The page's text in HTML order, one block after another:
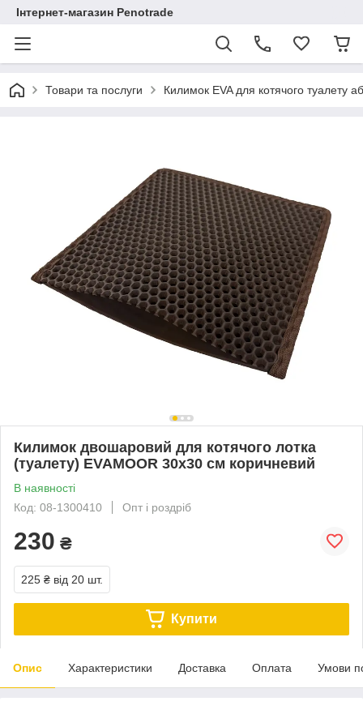
Інтернет-магазин Penotrade
Товари та послуги Килимок EVA для котячого туалету
Килимок двошаровий для котячого лотка
(туалету) EVAMOOR 30х30 см коричневий
В наявності
Код: 08-1300410
Опт і роздріб
230 ₴
225 ₴ від 20 шт.
Купити
Опис Характеристики Доставка Оплата Умови